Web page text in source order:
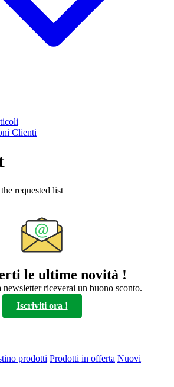
Clienti
requested list
le ultime novità !
riceverai un buono sconto.
Iscriviti ora !
prodotti Prodotti in offerta Nuovi